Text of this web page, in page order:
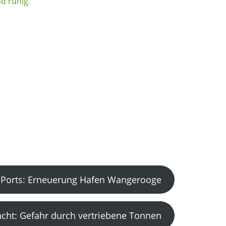
Erneuerung Hafen Wangerooge
Gefahr durch vertriebene Tonnen